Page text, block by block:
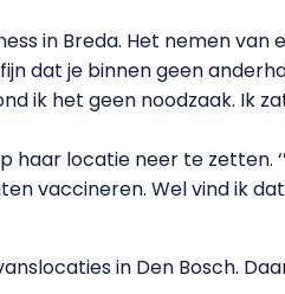
in Breda. Het nemen van
dat je binnen geen
ik het geen noodzaak. Ik
locatie neer te zetten.
vaccineren. Wel vind ik
in Den Bosch.